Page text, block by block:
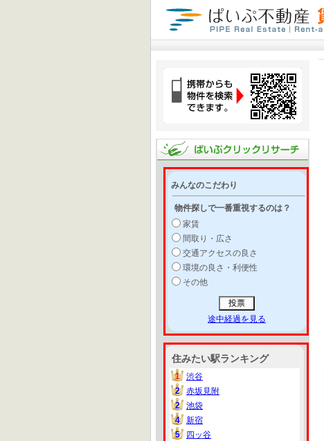
みんなのこだわり
物件探しで一番重視するのは？
家賃
間取り・広さ
交通アクセスの良さ
環境の良さ・利便性
その他
途中経過を見る
住みたい駅ランキング
1
1
渋谷
2
2
赤坂見附
2
2
池袋
4
4
新宿
5
5 四ッ谷